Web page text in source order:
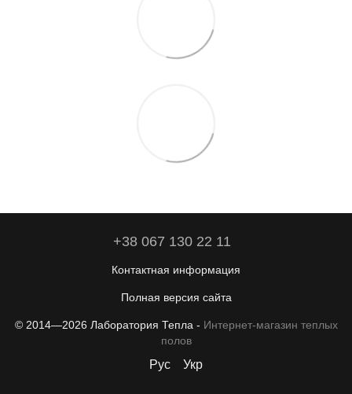
+38 067 130 22 11
Контактная информация
Полная версия сайта
© 2014—2026 Лаборатория Тепла - Интернет-магазин теплых
полов
Рус Укр